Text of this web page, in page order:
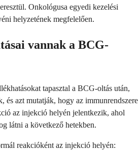
Onkológusa egyedi kezelési
helyzetének megfelelően.
vannak a BCG-
tapasztal a BCG-oltás után,
és azt mutatják, hogy az immunrendszere
az injekció helyén jelentkezik, ahol
látni a következő hetekben.
reakcióként az injekció helyén: